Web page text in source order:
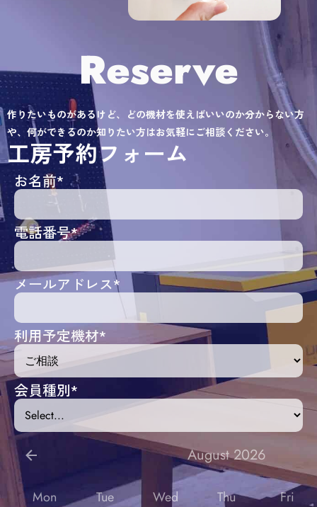
Reserve
作りたいものがあるけど、どの機材を使えばいいのか分からない方
や、何ができるのか知りたい方はお気軽にご相談ください。
工房予約フォーム
お名前*
電話番号*
メールアドレス*
利用予定機材*
会員種別*
August 2026
Mon Tue Wed Thu Fri